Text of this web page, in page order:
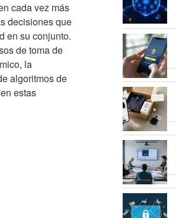
cada vez más
decisiones que
en su conjunto.
de toma de
la
algoritmos de
estas